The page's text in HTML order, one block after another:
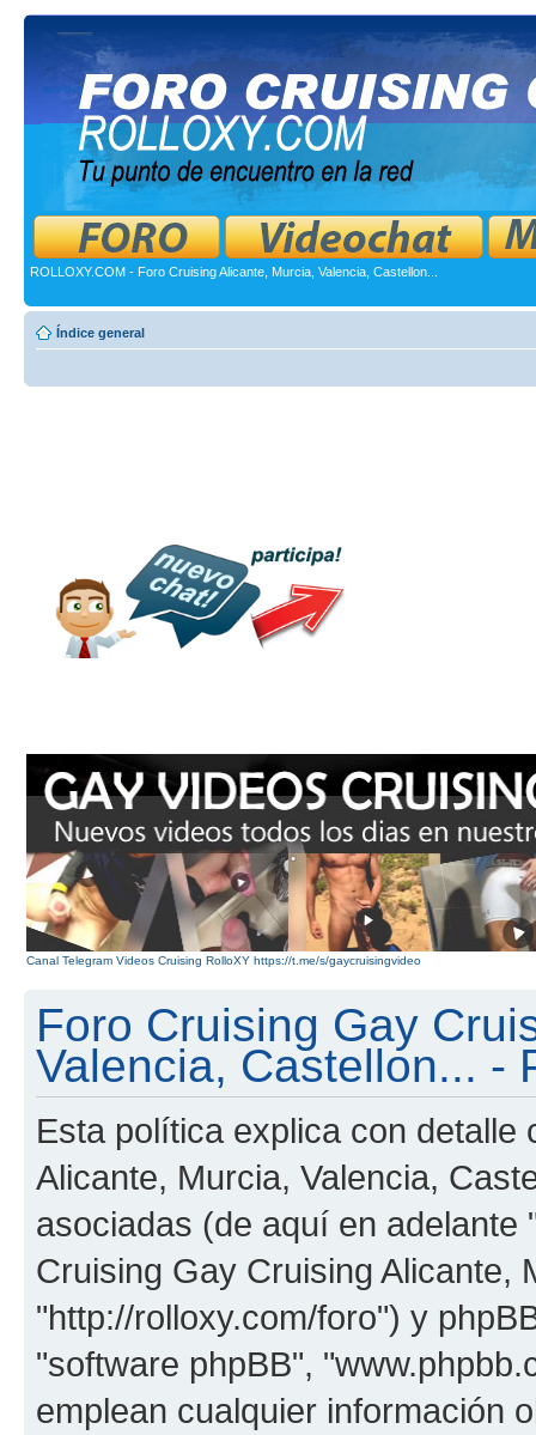
ROLLOXY.COM - Foro Cruising Alicante, Murcia, Valencia, Castellon...
Índice general
Canal Telegram Videos Cruising RolloXY https://t.me/s/gaycruisingvideo
Foro Cruising Gay
Valencia, Castellon... -
Esta política explica con
Alicante, Murcia, Valencia,
asociadas (de aquí en
Cruising Gay Cruising Alicante,
"http://rolloxy.com/foro") y
"software phpBB",
emplean cualquier información